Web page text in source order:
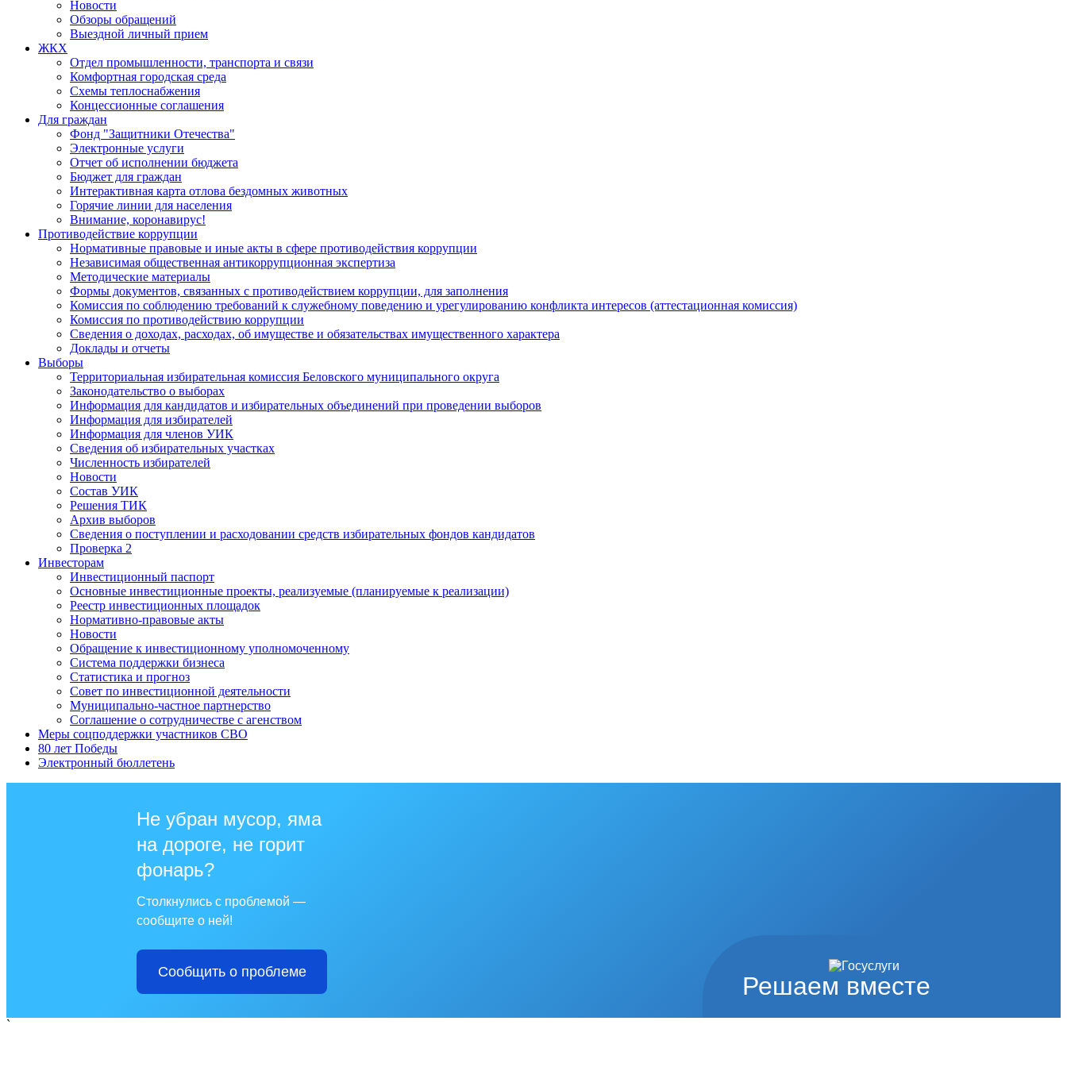
Новости
Обзоры обращений
Выездной личный прием
ЖКХ
Отдел промышленности, транспорта и связи
Комфортная городская среда
Схемы теплоснабжения
Концессионные соглашения
Для граждан
Фонд "Защитники Отечества"
Электронные услуги
Отчет об исполнении бюджета
Бюджет для граждан
Интерактивная карта отлова бездомных животных
Горячие линии для населения
Внимание, коронавирус!
Противодействие коррупции
Нормативные правовые и иные акты в сфере противодействия коррупции
Независимая общественная антикоррупционная экспертиза
Методические материалы
Формы документов, связанных с противодействием коррупции, для заполнения
Комиссия по соблюдению требований к служебному поведению и урегулированию конфликта интересов (аттестационная комиссия)
Комиссия по противодействию коррупции
Сведения о доходах, расходах, об имуществе и обязательствах имущественного характера
Доклады и отчеты
Выборы
Территориальная избирательная комиссия Беловского муниципального округа
Законодательство о выборах
Информация для кандидатов и избирательных объединений при проведении выборов
Информация для избирателей
Информация для членов УИК
Сведения об избирательных участках
Численность избирателей
Новости
Состав УИК
Решения ТИК
Архив выборов
Сведения о поступлении и расходовании средств избирательных фондов кандидатов
Проверка 2
Инвесторам
Инвестиционный паспорт
Основные инвестиционные проекты, реализуемые (планируемые к реализации)
Реестр инвестиционных площадок
Нормативно-правовые акты
Новости
Обращение к инвестиционному уполномоченному
Система поддержки бизнеса
Статистика и прогноз
Совет по инвестиционной деятельности
Муниципально-частное партнерство
Соглашение о сотрудничестве с агенством
Меры соцподдержки участников СВО
80 лет Победы
Электронный бюллетень
Решаем вместе
Не убран мусор, яма
на дороге, не горит
фонарь?
Столкнулись с проблемой —
сообщите о ней!
Сообщить о проблеме
`